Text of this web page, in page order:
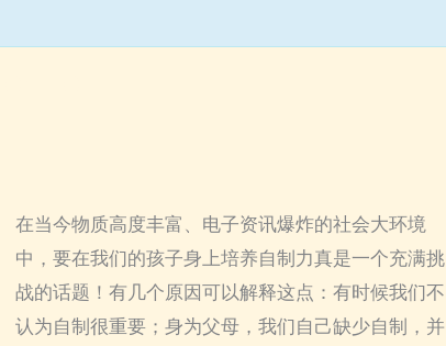
在当今物质高度丰富、电子资讯爆炸的社会大环境
中，要在我们的孩子身上培养自制力真是一个充满挑
战的话题！有几个原因可以解释这点：有时候我们不
认为自制很重要；身为父母，我们自己缺少自制，并